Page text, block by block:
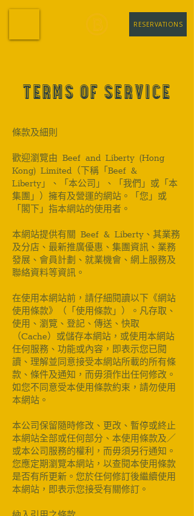
RESERVATIONS
TERMS OF SERVICE
條款及細則
歡迎瀏覽由 Beef and Liberty (Hong
Kong) Limited（下稱「Beef &
Liberty」、「本公司」、「我們」或「本
集團」）擁有及營運的網站。「您」或
「閣下」指本網站的使用者。
本網站提供有關 Beef & Liberty、其業務
及分店、最新推廣優惠、集團資訊、業務
發展、會員計劃、就業機會、網上服務及
聯絡資料等資訊。
在使用本網站前，請仔細閱讀以下《網站
使用條款》（「使用條款」）。凡存取、
使用、瀏覽、登記、傳送、快取
（Cache）或儲存本網站，或使用本網站
任何服務、功能或內容，即表示您已閱
讀、理解並同意接受本網站所載的所有條
款、條件及通知，而毋須作出任何修改。
如您不同意受本使用條款約束，請勿使用
本網站。
本公司保留隨時修改、更改、暫停或終止
本網站全部或任何部分、本使用條款及／
或本公司服務的權利，而毋須另行通知。
您應定期瀏覽本網站，以查閱本使用條款
是否有所更新。您於任何修訂後繼續使用
本網站，即表示您接受有關修訂。